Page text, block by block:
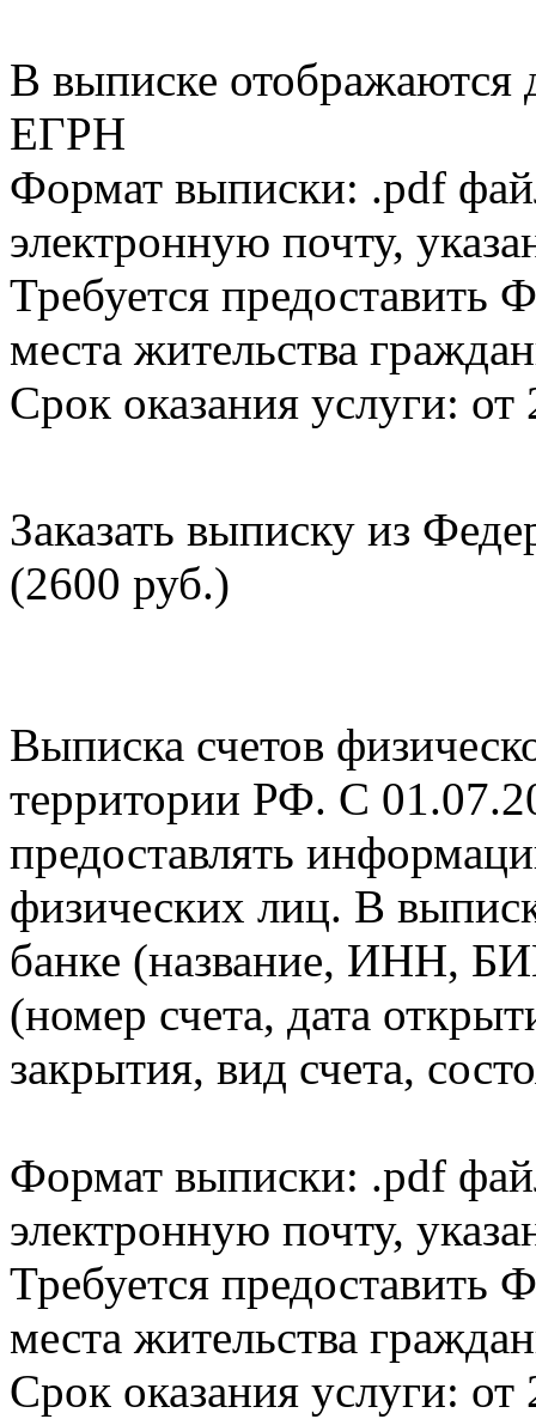
В выписке
ЕГРН
Формат выписки: .pdf
электронную почту,
Требуется
места жительства
Срок оказания услуги: от
Заказать выписку из
(2600 руб.)
Выписка счетов
территории РФ. С
предоставлять
физических лиц. В
банке (название, ИНН,
(номер счета, дата
закрытия, вид счета,
Формат выписки: .pdf
электронную почту,
Требуется
места жительства
Срок оказания услуги: от